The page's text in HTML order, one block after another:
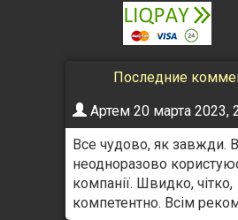
Последние
Артем 20 марта 2023,
Все чудово, як завжди.
неодноразово
компанії. Швидко, чітко,
компетентно. Всім